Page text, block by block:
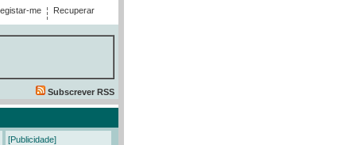
me
Recuperar
Subscrever RSS
[Publicidade]